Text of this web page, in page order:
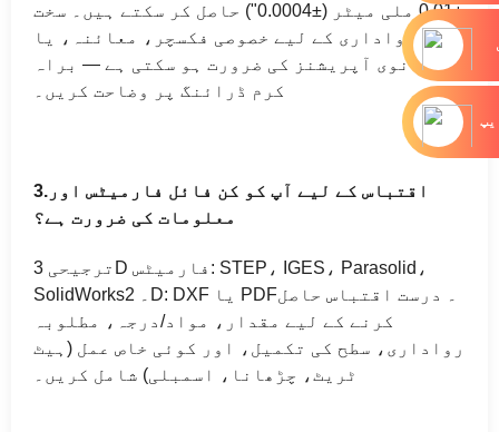
±0.01 ملی میٹر (±0.0004") حاصل کر سکتے ہیں۔ سخت
رواداری کے لیے خصوصی فکسچر، معائنہ، یا
ثانوی آپریشنز کی ضرورت ہو سکتی ہے — براہ
کرم ڈرائنگ پر وضاحت کریں۔
3. اقتباس کے لیے آپ کو کن فائل فارمیٹس اور
معلومات کی ضرورت ہے؟
ترجیحی 3D فارمیٹس: STEP، IGES، Parasolid،
SolidWorks۔ 2D: DXF یا PDF۔ درست اقتباس حاصل
کرنے کے لیے مقدار، مواد/درجہ، مطلوبہ
رواداری، سطح کی تکمیل، اور کوئی خاص عمل (ہیٹ
ٹریٹ، چڑھانا، اسمبلی) شامل کریں۔